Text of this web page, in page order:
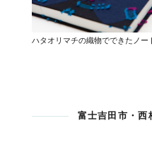
ハタオリマチの織物でできたノー
富士吉田市・西